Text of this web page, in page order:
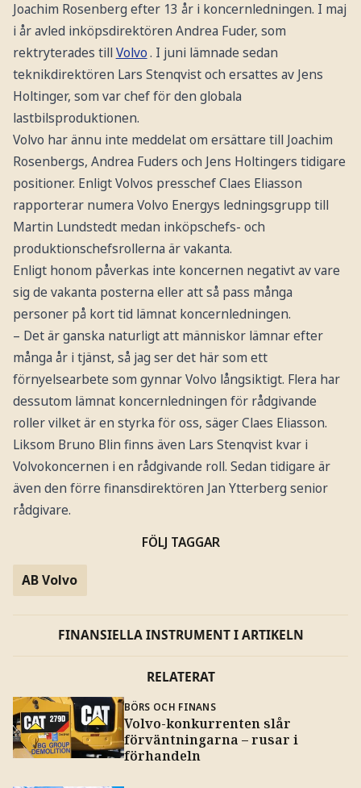
Joachim Rosenberg efter 13 år i koncernledningen. I maj
i år avled inköpsdirektören Andrea Fuder, som
rektryterades till Volvo . I juni lämnade sedan
teknikdirektören Lars Stenqvist och ersattes av Jens
Holtinger, som var chef för den globala
lastbilsproduktionen.
Volvo har ännu inte meddelat om ersättare till Joachim
Rosenbergs, Andrea Fuders och Jens Holtingers tidigare
positioner. Enligt Volvos presschef Claes Eliasson
rapporterar numera Volvo Energys ledningsgrupp till
Martin Lundstedt medan inköpschefs- och
produktionschefsrollerna är vakanta.
Enligt honom påverkas inte koncernen negativt av vare
sig de vakanta posterna eller att så pass många
personer på kort tid lämnat koncernledningen.
– Det är ganska naturligt att människor lämnar efter
många år i tjänst, så jag ser det här som ett
förnyelsearbete som gynnar Volvo långsiktigt. Flera har
dessutom lämnat koncernledningen för rådgivande
roller vilket är en styrka för oss, säger Claes Eliasson.
Liksom Bruno Blin finns även Lars Stenqvist kvar i
Volvokoncernen i en rådgivande roll. Sedan tidigare är
även den förre finansdirektören Jan Ytterberg senior
rådgivare.
FÖLJ TAGGAR
AB Volvo
FINANSIELLA INSTRUMENT I ARTIKELN
RELATERAT
BÖRS OCH FINANS
Volvo-konkurrenten slår
förväntningarna – rusar i
förhandeln